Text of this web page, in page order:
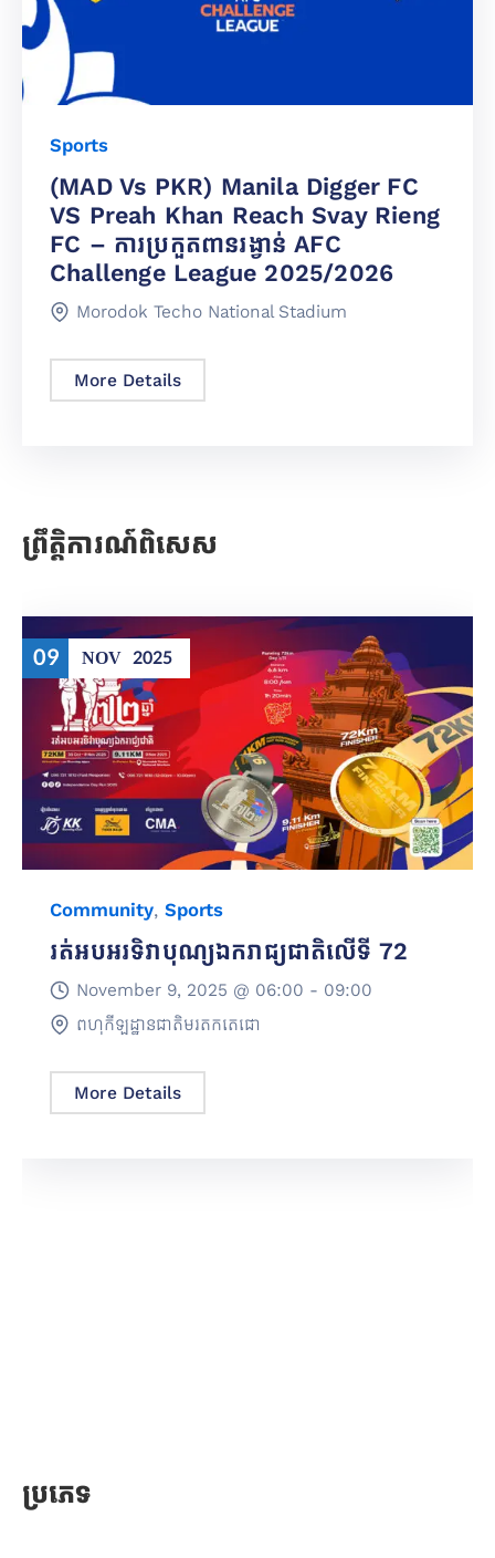
Sports
(MAD Vs PKR) Manila Digger FC
VS Preah Khan Reach Svay Rieng
FC – ការ​ប្រកួតពានរង្វាន់ AFC
Challenge League 2025/2026
Morodok Techo National Stadium
More Details
ព្រឹត្តិការណ៍ពិសេស
09 NOV 2025
Community, Sports
រត់អបអរទិវាបុណ្យឯករាជ្យជាតិលើទី 72
November 9, 2025 @ 06:00 - 09:00
ពហុកីឡដ្ឋានជាតិមរតកតេជោ
More Details
ប្រភេទ